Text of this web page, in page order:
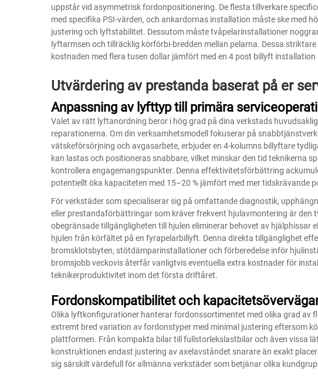
uppstår vid asymmetrisk fordonpositionering. De flesta tillverkare
med specifika PSI-värden, och ankardornas installation måste ske med
justering och lyftstabilitet. Dessutom måste tvåpelarinstallationer
lyftarmsen och tillräcklig körförbi-bredden mellan pelarna. Dessa
kostnaden med flera tusen dollar jämfört med en 4 post billyft installation
Utvärdering av prestanda baserat på er
Anpassning av lyfttyp till primära
Valet av rätt lyftanordning beror i hög grad på dina verkstads
reparationerna. Om din verksamhetsmodell fokuserar på
vätskeförsörjning och avgasarbete, erbjuder en 4-kolumns billyftare
kan lastas och positioneras snabbare, vilket minskar den tid teknikerna
kontrollera engagemangspunkter. Denna effektivitetsförbättring
potentiellt öka kapaciteten med 15–20 % jämfört med mer tidskrävande
För verkstäder som specialiserar sig på omfattande diagnostik,
eller prestandaförbättringar som kräver frekvent hjulavmontering är den
obegränsade tillgängligheten till hjulen eliminerar behovet av
hjulen från körfältet på en fyrapelarbillyft. Denna direkta tillgänglighet
bromsklotsbyten, stötdämparinstallationer och förberedelse inför
bromsjobb veckovis återfår vanligtvis eventuella extra kostnader för
teknikerproduktivitet inom det första driftåret.
Fordonskompatibilitet och
Olika lyftkonfigurationer hanterar fordonssortimentet med olika grad av
extremt bred variation av fordonstyper med minimal justering eftersom
plattformen. Från kompakta bilar till fullstorlekslastbilar och även vissa
konstruktionen endast justering av axelavståndet snarare än exakt
sig särskilt värdefull för allmänna verkstäder som betjänar olika